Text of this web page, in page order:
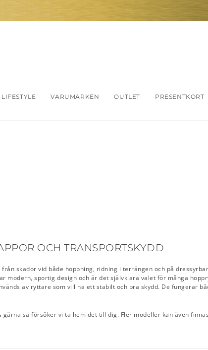
LIFESTYLE VARUMÄRKEN OUTLET PRESENTKORT
OCH TRANSPORTSKYDD
skador vid både hoppning, ridning i terrängen och på
modern, sportig design och är det självklara valet för många
av ryttare som vill ha ett stabilt och bra skydd. De fungerar
så försöker vi ta hem det till dig. Fler modeller kan även